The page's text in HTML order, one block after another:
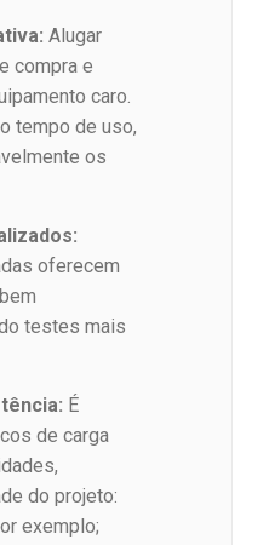
Alugar
compra e
caro.
tempo de uso,
os
oferecem
testes mais
É
de carga
do projeto:
exemplo;